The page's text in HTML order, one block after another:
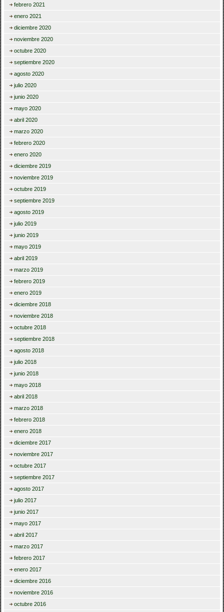
febrero 2021
enero 2021
diciembre 2020
noviembre 2020
octubre 2020
septiembre 2020
agosto 2020
julio 2020
junio 2020
mayo 2020
abril 2020
marzo 2020
febrero 2020
enero 2020
diciembre 2019
noviembre 2019
octubre 2019
septiembre 2019
agosto 2019
julio 2019
junio 2019
mayo 2019
abril 2019
marzo 2019
febrero 2019
enero 2019
diciembre 2018
noviembre 2018
octubre 2018
septiembre 2018
agosto 2018
julio 2018
junio 2018
mayo 2018
abril 2018
marzo 2018
febrero 2018
enero 2018
diciembre 2017
noviembre 2017
octubre 2017
septiembre 2017
agosto 2017
julio 2017
junio 2017
mayo 2017
abril 2017
marzo 2017
febrero 2017
enero 2017
diciembre 2016
noviembre 2016
octubre 2016